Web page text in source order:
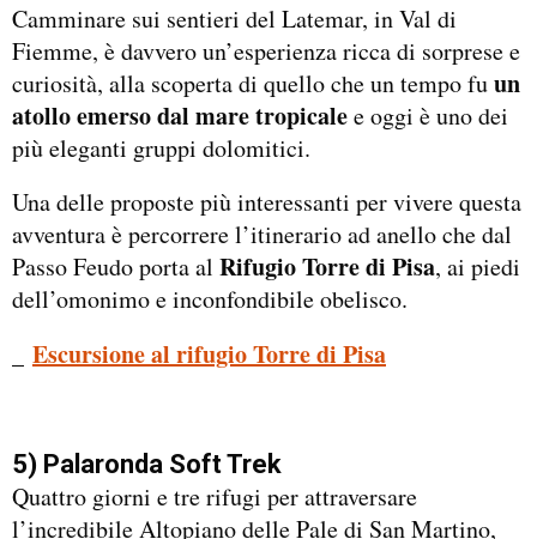
Camminare sui sentieri del Latemar, in Val di
Fiemme, è davvero un’esperienza ricca di sorprese e
curiosità, alla scoperta di quello che un tempo fuun
atollo emerso dal mare tropicalee oggi è uno dei
più eleganti gruppi dolomitici.
Una delle proposte più interessanti per vivere questa
avventura è percorrere l’itinerario ad anello che dal
Passo Feudo porta al Rifugio Torre di Pisa, ai piedi
dell’omonimo e inconfondibile obelisco.
Escursione al rifugio Torre di Pisa
5) Palaronda Soft Trek
Quattro giorni e tre rifugi per attraversare
l’incredibile Altopiano delle Pale di San Martino,